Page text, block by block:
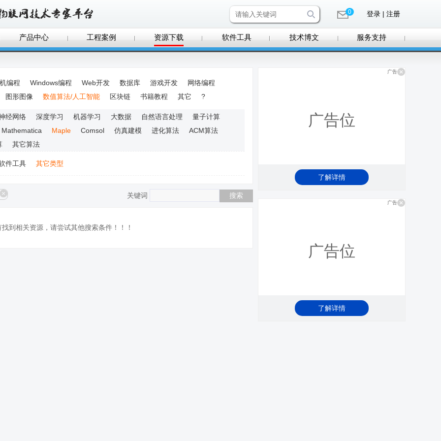
0 登录 | 注册
产品中心 工程案例 资源下载 软件工具 技术博文 服务支持
编程 Windows编程 Web开发 数据库 游戏开发
网络编程
图形图像 数值算法/人工智能 区块链 书籍教程 其它 ?
经网络 深度学习 机器学习 大数据 自然语言处理
量子计算
Mathematica Maple Comsol 仿真建模 进化算法
ACM算法
其它算法
件工具 其它类型
关键词
到相关资源，请尝试其他搜索条件！！！
广告
广告位
了解详情
广告
广告位
了解详情